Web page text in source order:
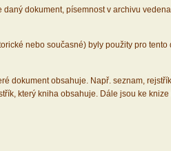
daný dokument, písemnost v archivu
nebo současné) byly použity pro tento
dokument obsahuje. Např. seznam,
který kniha obsahuje. Dále jsou ke